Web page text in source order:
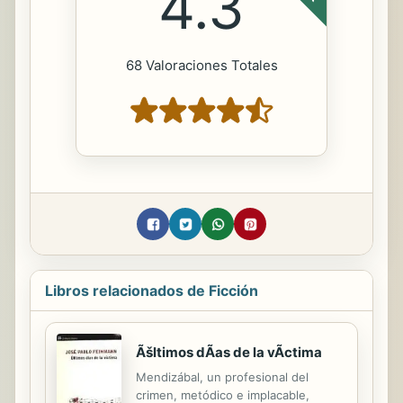
68 Valoraciones Totales
Libros relacionados de Ficción
Ãšltimos dÃas de la vÃctima
Mendizábal, un profesional del
crimen, metódico e implacable,